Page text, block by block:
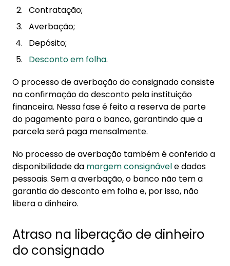
Contratação;
Averbação;
Depósito;
Desconto em folha.
O processo de averbação do consignado consiste
na confirmação do desconto pela instituição
financeira. Nessa fase é feito a reserva de parte
do pagamento para o banco, garantindo que a
parcela será paga mensalmente.
No processo de averbação também é conferido a
disponibilidade da margem consignávele dados
pessoais. Sem a averbação, o banco não tem a
garantia do desconto em folha e, por isso, não
libera o dinheiro.
Atraso na liberação de dinheiro
do consignado